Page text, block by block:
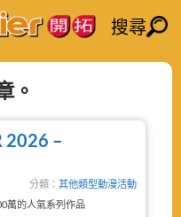
搜尋
。
2026 –
分類： 其他類型動漫活動
的人氣系列作品